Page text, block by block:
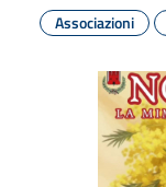
Associazioni